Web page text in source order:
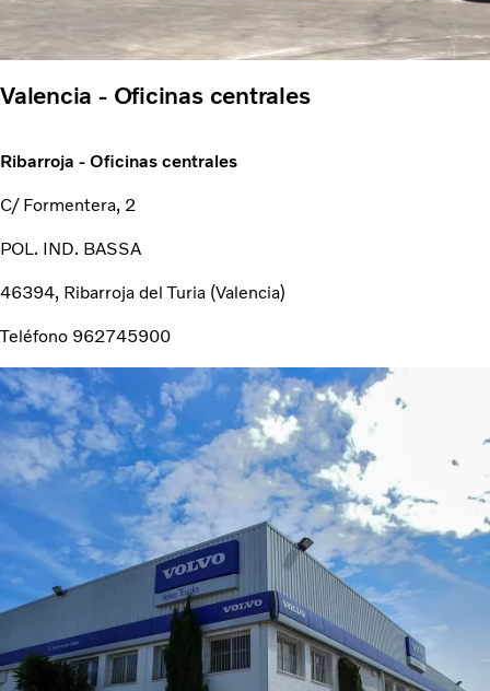
Valencia - Oficinas centrales
Ribarroja - Oficinas centrales
C/ Formentera, 2
POL. IND. BASSA
46394, Ribarroja del Turia (Valencia)
Teléfono 962745900